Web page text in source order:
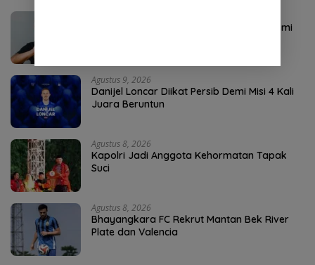
Perkuat Sektor Sentral, Dewa United Resmi
Agustus 9, 2026
Danijel Loncar Diikat Persib Demi Misi 4 Kali
Juara Beruntun
Agustus 8, 2026
Kapolri Jadi Anggota Kehormatan Tapak
Suci
Agustus 8, 2026
Bhayangkara FC Rekrut Mantan Bek River
Plate dan Valencia